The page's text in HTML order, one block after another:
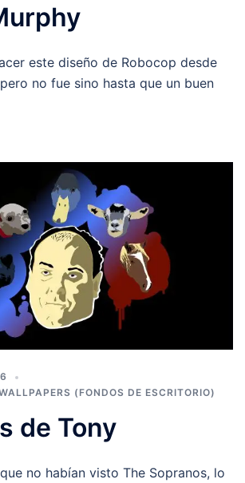
este diseño de Robocop desde
no fue sino hasta que un buen
(FONDOS DE ESCRITORIO)
de Tony
no habían visto The Sopranos, lo